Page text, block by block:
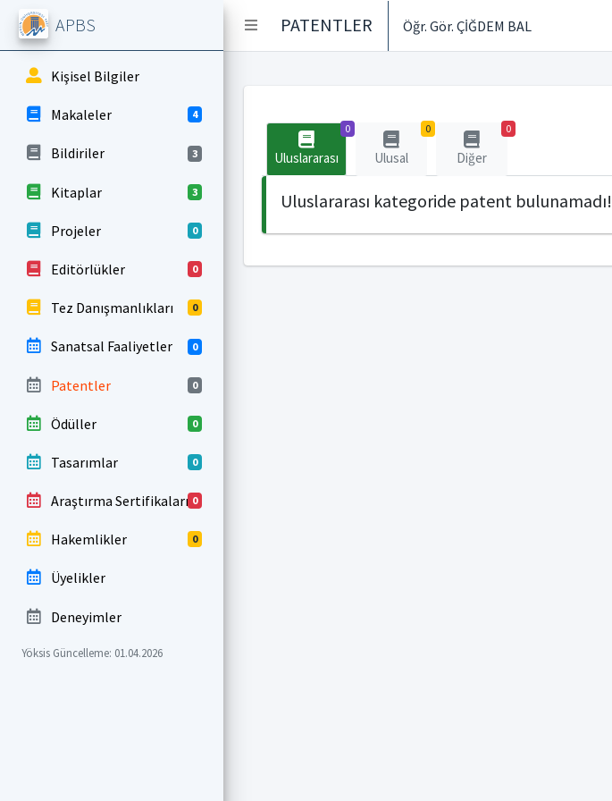
PATENTLER Öğr. Gör. ÇİĞDEM BAL
APBS
Kişisel Bilgiler
Makaleler 4
Bildiriler 3
Kitaplar 3
Projeler 0
Editörlükler 0
Tez Danışmanlıkları 0
Sanatsal Faaliyetler 0
Patentler 0
Ödüller 0
Tasarımlar 0
Araştırma Sertifikaları 0
Hakemlikler 0
Üyelikler
Deneyimler
Yöksis Güncelleme: 01.04.2026
0
Uluslararası
0
Ulusal
0
Diğer
Uluslararası kategoride patent bulunamadı!